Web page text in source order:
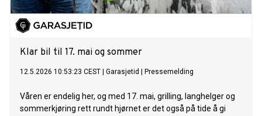
Klar bil til 17. mai og sommer
12.5.2026 10:53:23 CEST Garasjetid Pressemelding
Våren er endelig her, og med 17. mai, grilling, langhelger og
sommerkjøring rett rundt hjørnet er det også på tide å gi